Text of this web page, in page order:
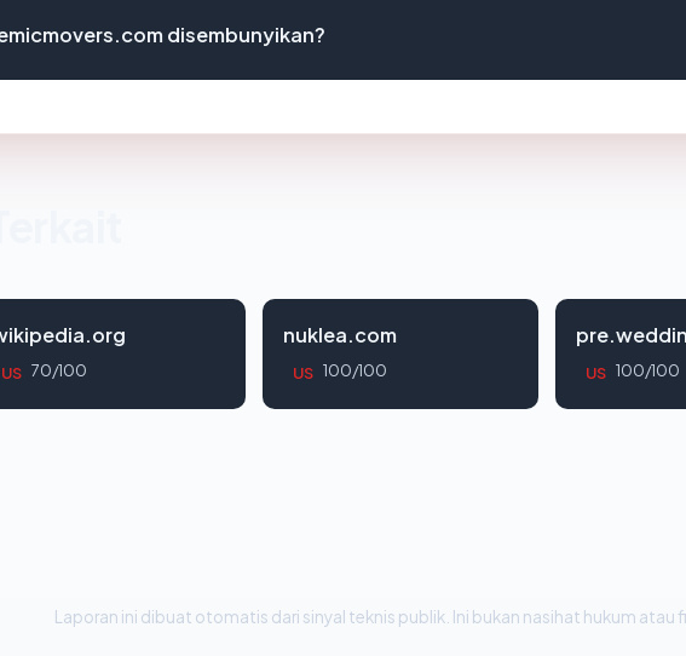
disembunyikan?
US 70/100
nuklea.com
US 100/100 US 100/100
Laporan ini dibuat otomatis dari sinyal teknis publik. Ini bukan nasihat hukum atau